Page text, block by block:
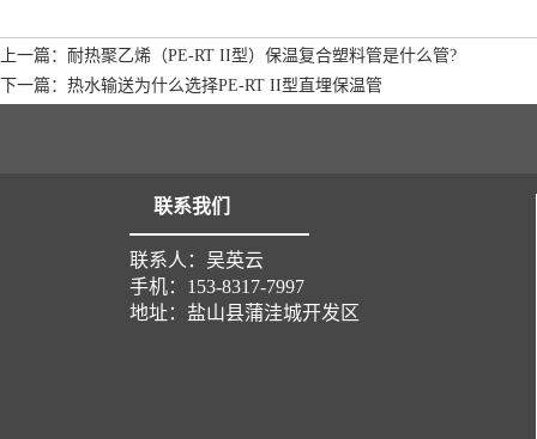
上一篇：耐热聚乙烯（PE-RT II型）保温复合塑料管是什么管?
下一篇：热水输送为什么选择PE-RT II型直埋保温管
联系我们
联系人：吴英云
手机：153-8317-7997
地址：盐山县蒲洼城开发区